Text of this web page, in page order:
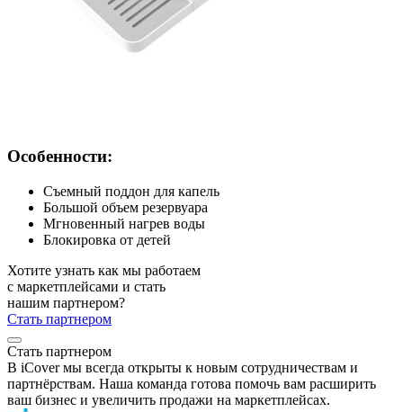
Особенности:
Съемный поддон для капель
Большой объем резервуара
Мгновенный нагрев воды
Блокировка от детей
Хотите узнать как мы работаем
с маркетплейсами и стать
нашим партнером?
Стать партнером
Стать партнером
В iCover мы всегда открыты к новым сотрудничествам и
партнёрствам. Наша команда готова помочь вам расширить
ваш бизнес и увеличить продажи на маркетплейсах.